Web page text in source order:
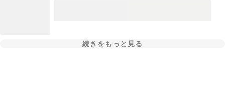
続きをもっと見る